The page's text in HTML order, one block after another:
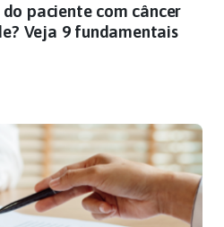
paciente com câncer
Veja 9 fundamentais